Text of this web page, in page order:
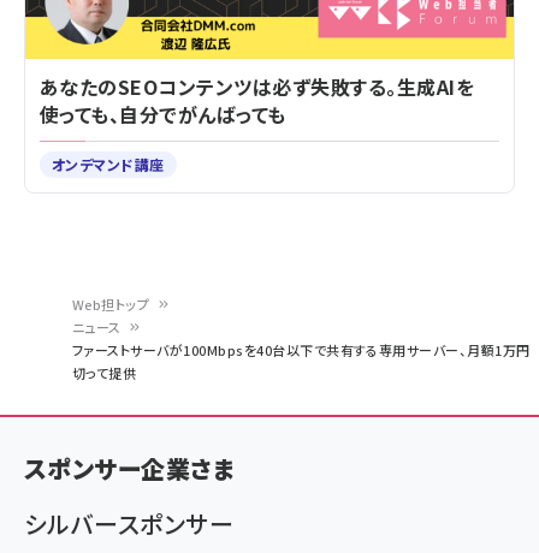
く
ず
Web担トップ
ニュース
ファーストサーバが100Mbpsを40台以下で共有する専用サーバー、月額1万円
切って提供
あなたのSEOコンテンツは必ず失敗する。生成AIを
使っても、自分でがんばっても
オンデマンド講座
スポンサー企業さま
シルバースポンサー